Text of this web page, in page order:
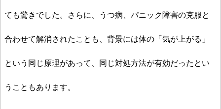
ても驚きでした。さらに、うつ病、パニック障害の克服と
合わせて解消されたことも、背景には体の「気が上がる」
という同じ原理があって、同じ対処方法が有効だったとい
うこともあります。